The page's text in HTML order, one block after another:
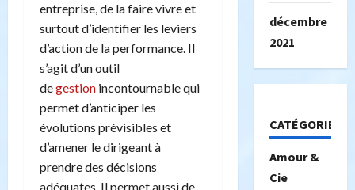
entreprise, de la faire vivre et
surtout d’identifier les leviers
d’action de la performance. Il
s’agit d’un outil
degestion incontournable qui
permet d’anticiper les
évolutions prévisibles et
d’amener le dirigeant à
prendre des décisions
adéquates. Il permet aussi de
décembre
2021
CATÉGORIES
Amour &
Cie